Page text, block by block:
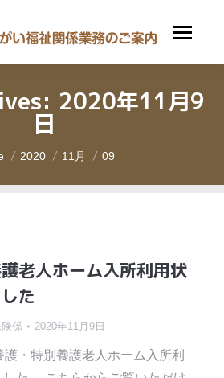
2020年11月9
日
2020 11月 09
老人ホーム入所利用状
た
係 2020年11月9日
・特別養護老人ホーム入所利